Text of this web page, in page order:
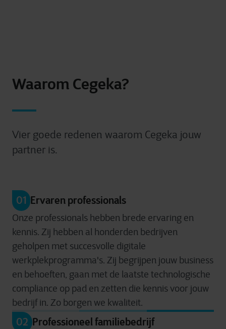
Waarom Cegeka?
Vier goede redenen waarom Cegeka jouw
partner is.
01 Ervaren professionals
Onze professionals hebben brede ervaring en
kennis. Zij hebben al honderden bedrijven
geholpen met succesvolle digitale
werkplekprogramma's. Zij begrijpen jouw business
en behoeften, gaan met de laatste technologische
compliance op pad en zetten die kennis voor jouw
bedrijf in. Zo borgen we kwaliteit.
02 Professioneel familiebedrijf